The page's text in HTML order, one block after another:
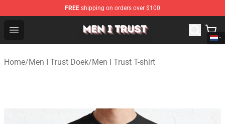
FREE shipping on orders over $100
Open menu
Men I Trust Shop - Official Men I Trust Merchandise Store
Home/Men I Trust Doek/Men I Trust T-shirt